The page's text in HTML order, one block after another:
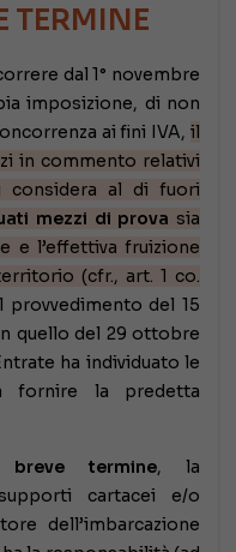
TERMINE
dal 1° novembre
imposizione, di non
ai fini IVA, il
in commento relativi
considera al di fuori
mezzi di prova sia
e l’effettiva fruizione
(cfr., art. 1 co.
provvedimento del 15
quello del 29 ottobre
ha individuato le
fornire la predetta
termine, la
cartacei e/o
dell’imbarcazione